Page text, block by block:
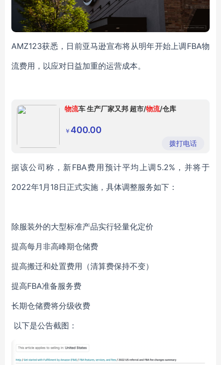
AMZ123获悉，日前亚马逊宣布将从明年开始上调FBA物
流费用，以应对日益加重的运营成本。
物流车 生产厂家又邦 超市/物流/仓库
￥ 400.00
拨打电话
据该公司称，新FBA费用预计平均上调5.2%，并将于
2022年1月18日正式实施，具体调整服务如下：
除服装外的大型标准产品实行轻量化定价
提高每月非高峰期仓储费
提高搬迁和处置费用（清算费保持不变）
提高FBA准备服务费
长期仓储费将分级收费
以下是公告截图：